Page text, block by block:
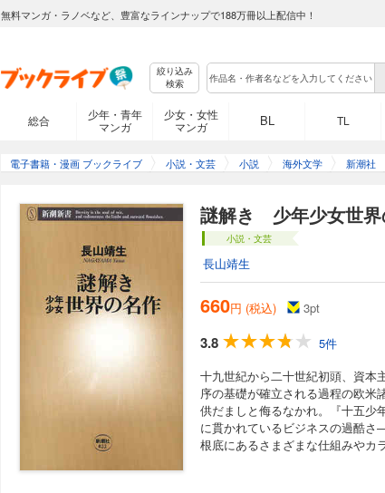
無料マンガ・ラノベなど、豊富なラインナップで188万冊以上配信中！
絞り込み
検索
総合
少年・青年
マンガ
少女・女性
マンガ
BL TL
電子書籍・漫画 ブックライブ 小説・文芸 小説 海外文学 新潮社
謎解き 少年少女世界
小説・文芸
長山靖生
660円 (税込) 3pt
3.8
5件
十九世紀から二十世紀初頭、資本
序の基礎が確立される過程の欧米
供だましと侮るなかれ。『十五少
に貫かれているビジネスの過酷
根底にあるさまざまな仕組みやカ